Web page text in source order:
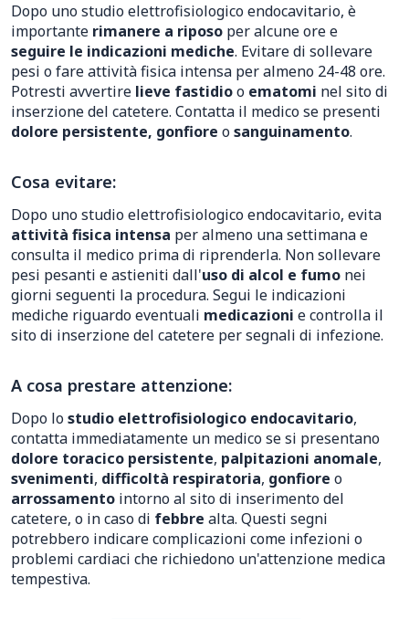
Dopo uno studio elettrofisiologico endocavitario, è
importante rimanere a riposo per alcune ore e
seguire le indicazioni mediche. Evitare di sollevare
pesi o fare attività fisica intensa per almeno 24-48 ore.
Potresti avvertire lieve fastidioo ematomi nel sito di
inserzione del catetere. Contatta il medico se presenti
dolore persistente, gonfiore osanguinamento.
Cosa evitare:
Dopo uno studio elettrofisiologico endocavitario, evita
attività fisica intensa per almeno una settimana e
consulta il medico prima di riprenderla. Non sollevare
pesi pesanti e astieniti dall'uso di alcol e fumo nei
giorni seguenti la procedura. Segui le indicazioni
mediche riguardo eventuali medicazioni e controlla il
sito di inserzione del catetere per segnali di infezione.
A cosa prestare attenzione:
Dopo lostudio elettrofisiologico endocavitario,
contatta immediatamente un medico se si presentano
dolore toracico persistente, palpitazioni anomale,
svenimenti, difficoltà respiratoria, gonfiore o
arrossamento intorno al sito di inserimento del
catetere, o in caso di febbre alta. Questi segni
potrebbero indicare complicazioni come infezioni o
problemi cardiaci che richiedono un'attenzione medica
tempestiva.